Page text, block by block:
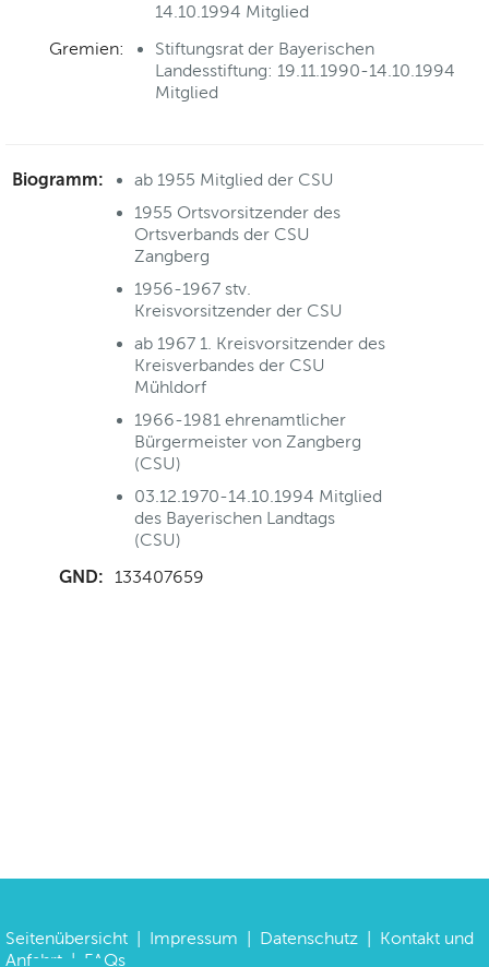
14.10.1994 Mitglied
Gremien:
Stiftungsrat der Bayerischen
Landesstiftung: 19.11.1990-14.10.1994
Mitglied
Biogramm:
ab 1955 Mitglied der CSU
1955 Ortsvorsitzender des
Ortsverbands der CSU
Zangberg
1956-1967 stv.
Kreisvorsitzender der CSU
ab 1967 1. Kreisvorsitzender des
Kreisverbandes der CSU
Mühldorf
1966-1981 ehrenamtlicher
Bürgermeister von Zangberg
(CSU)
03.12.1970-14.10.1994 Mitglied
des Bayerischen Landtags
(CSU)
GND: 133407659
Seitenübersicht Impressum Datenschutz
Kontakt und
Anfahrt | FAQs